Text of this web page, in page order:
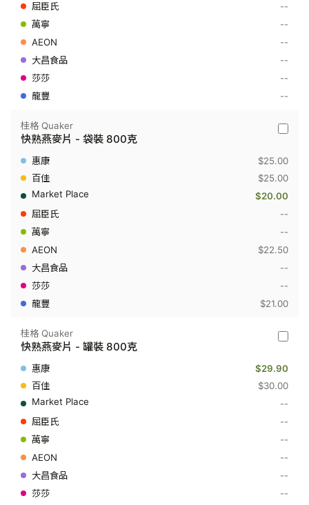
克--
--
--
--
--
--
桂
Quaker
-
快
燕
裝
800
桂格 Quaker
快熟燕麥片 - 袋裝 800克
$25.00
$25.00
$20.00
--
--
$22.50
--
--
$21.00
桂
Quaker
-
快
燕
裝
800
桂格 Quaker
快熟燕麥片 - 罐裝 800克
$29.90
$30.00
--
--
--
--
--
--